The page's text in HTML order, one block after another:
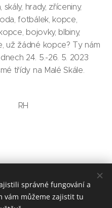
hrady, zříceniny,
fotbálek, kopce,
bojovky, blbiny,
už žádné kopce? Ty nám
24. 5.-26. 5. 2023
třídy na Malé Skále.
správné fungování a
vám můžeme zajistit tu